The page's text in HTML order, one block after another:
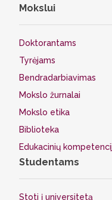
Mokslui
Doktorantams
Tyrėjams
Bendradarbiavimas
Mokslo žurnalai
Mokslo etika
Biblioteka
Edukacinių
Studentams
Stoti į universitetą